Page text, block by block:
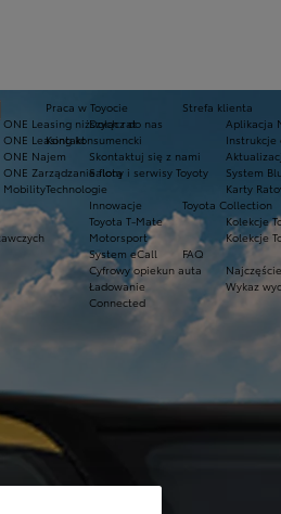
Praca w Toyocie
Dołącz do nas
Kontakt
Skontaktuj się z nami
Salony i serwisy Toyoty
Technologie
Innowacje
Toyota T-Mate
Motorsport
System eCall
Cyfrowy opiekun auta
Ładowanie
Connected
ONE Leasing niższych rat
ONE Leasing konsumencki
ONE Najem
ONE Zarządzanie flotą
Mobility
Strefa klienta
Aplikacja
Instrukcje
System
Karty
Toyota Collection
Kolekcje
Kolekcje
FAQ
Wykaz